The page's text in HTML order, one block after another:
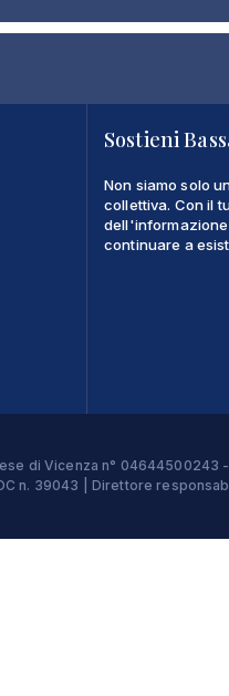
Sostieni
Non siamo solo
collettiva. Con il
dell'informazione
continuare a
di Vicenza n° 04644500243 -
n. 39043 | Direttore